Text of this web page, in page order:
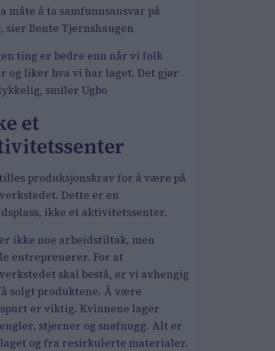
måte å ta samfunnsansvar på
sier Bente Tjernshaugen
ting er bedre enn når vi folk
og liker hva vi har laget. Det gjør
smiler Ugbo
et
produksjonskrav for å være på
Dette er en
ikke et aktivitetssenter.
ikke noe arbeidstiltak, men
entreprenører. For at
skal bestå, er vi avhengig
solgt produktene. Å være
er viktig. Kvinnene lager
stjerner og snøfnugg. Alt er
og fra resirkulerte materialer.